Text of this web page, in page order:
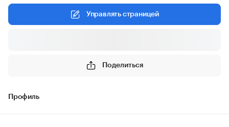
Управлять страницей
Поделиться
Профиль